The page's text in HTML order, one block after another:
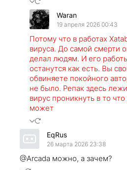
Waran
19 апреля 2026 00:43
Потому что в работах
вируса. До самой смерти
делал людям. И его
останутся как есть. Вы
обвиняете покойного
не было. Репак здесь
вирус проникнуть в то
может
EqRus
26 марта 2026 23:38
@Arcada можно, а зачем?